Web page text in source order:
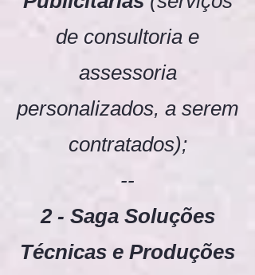
de consultoria e
assessoria
personalizados, a serem
contratados);
--
2 - Saga Soluções
Técnicas e Produções